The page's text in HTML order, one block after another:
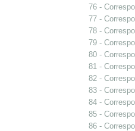
76 -
77 -
78 -
79 -
80 -
81 -
82 -
83 -
84 -
85 -
86 -